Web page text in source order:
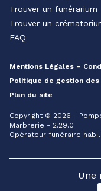
Trouver un funérarium
Trouver un
FAQ
Mentions Légales –
Politique de gestion
Plan du site
Copyright © 2026 -
Marbrerie - 2.29.0
Opérateur funéraire
Une